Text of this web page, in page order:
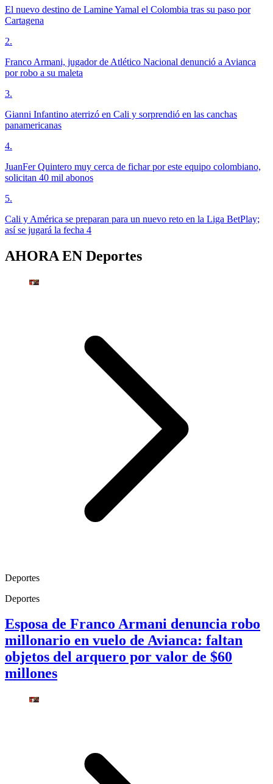
El nuevo destino de Lamine Yamal el Colombia tras su paso por
Cartagena
2.
Franco Armani, jugador de Atlético Nacional denunció a Avianca
por robo a su maleta
3.
Gianni Infantino aterrizó en Cali y sorprendió en las canchas
panamericanas
4.
JuanFer Quintero muy cerca de fichar por este equipo colombiano,
solicitan 40 mil abonos
5.
Cali y América se preparan para un nuevo reto en la Liga BetPlay;
así se jugará la fecha 4
AHORA EN Deportes
Deportes
Deportes
Esposa de Franco Armani denuncia robo
millonario en vuelo de Avianca: faltan
objetos del arquero por valor de $60
millones